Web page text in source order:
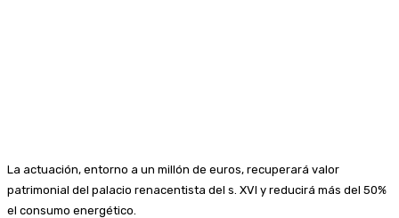
La actuación, entorno a un millón de euros, recuperará valor
patrimonial del palacio renacentista del s. XVI y reducirá más del 50%
el consumo energético.